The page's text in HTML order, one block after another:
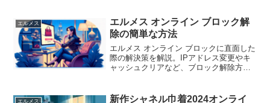
エルメス
エルメス オンライン ブロック解
除の簡単な方法
エルメス オンライン ブロックに直面した
際の解決策を解説。IPアドレス変更やキ
ャッシュクリアなど、ブロック解除方法
楽しむコツを学びましょう。
エルメス
新作シャネル巾着2024オンライ